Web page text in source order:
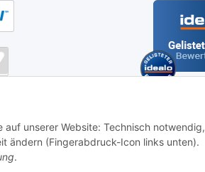
unserer Website: Technisch notwendig,
ändern (Fingerabdruck-Icon links unten).
.